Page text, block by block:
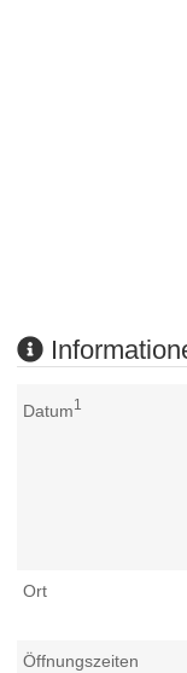
Datum1
Ort
Öffnungszeiten